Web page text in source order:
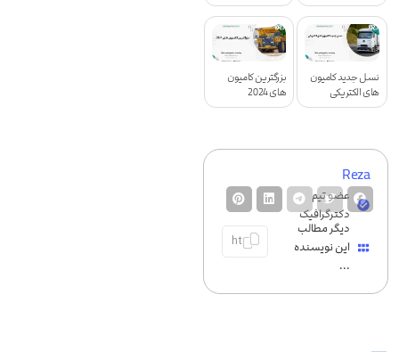
نسل جدید کامیون
های الکتریکی
بزرگترین کامیون
های 2024
Reza
عضو تیم
دکترگرافیک
دیگر مطالب
این نویسنده
...